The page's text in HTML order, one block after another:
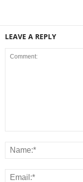
LEAVE A REPLY